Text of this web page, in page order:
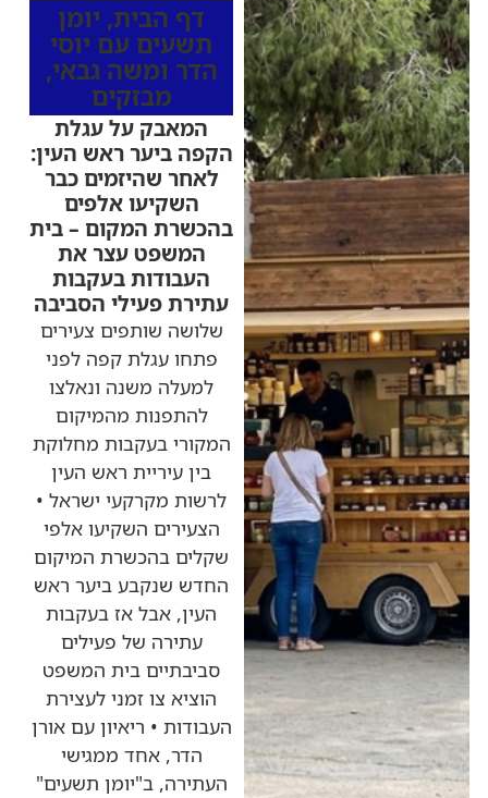
דף הבית, יומן
תשעים עם יוסי
הדר ומשה גבאי,
מבזקים
המאבק על עגלת
הקפה ביער ראש העין:
לאחר שהיזמים כבר
השקיעו אלפים
בהכשרת המקום – בית
המשפט עצר את
העבודות בעקבות
עתירת פעילי הסביבה
שלושה שותפים צעירים
פתחו עגלת קפה לפני
למעלה משנה ונאלצו
להתפנות מהמיקום
המקורי בעקבות מחלוקת
בין עיריית ראש העין
לרשות מקרקעי ישראל •
הצעירים השקיעו אלפי
שקלים בהכשרת המיקום
החדש שנקבע ביער ראש
העין, אבל אז בעקבות
עתירה של פעילים
סביבתיים בית המשפט
הוציא צו זמני לעצירת
העבודות • ריאיון עם אורן
הדר, אחד ממגישי
העתירה, ב"יומן תשעים"